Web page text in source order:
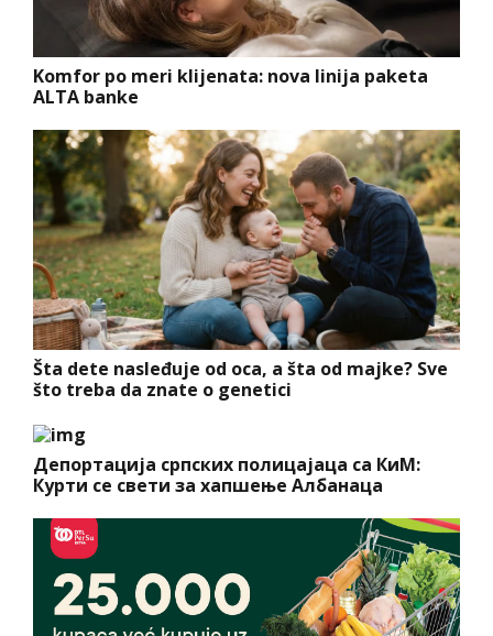
Komfor po meri klijenata: nova linija paketa
ALTA banke
Šta dete nasleđuje od oca, a šta od majke? Sve
što treba da znate o genetici
Депортација српских полицајаца са КиМ:
Курти се свети за хапшење Албанаца